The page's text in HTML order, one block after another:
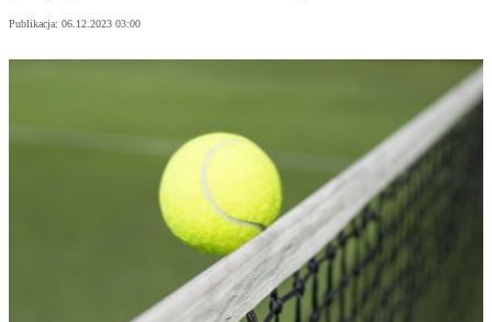
Publikacja: 06.12.2023 03:00